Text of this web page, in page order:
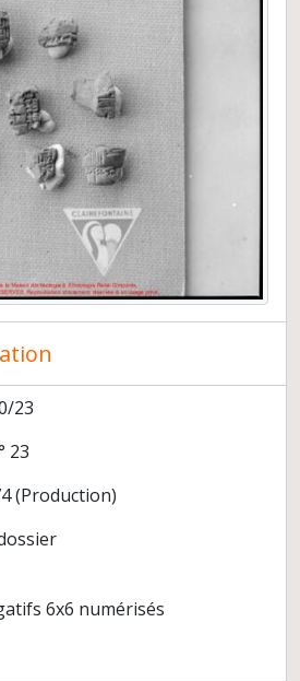
Film n° 39
Film n° 40
Film n°41
Film n°42
Film n°43
Film n°44
Film n°45
Film n°46
Film n°47
Film n°48
Film n°49
Film n°50
Film n°51
Film n°52
1976
1981
1983
Campagne 1985
1987
fouilles
publications
cartographique
23
23
(Production)
6x6 numérisés